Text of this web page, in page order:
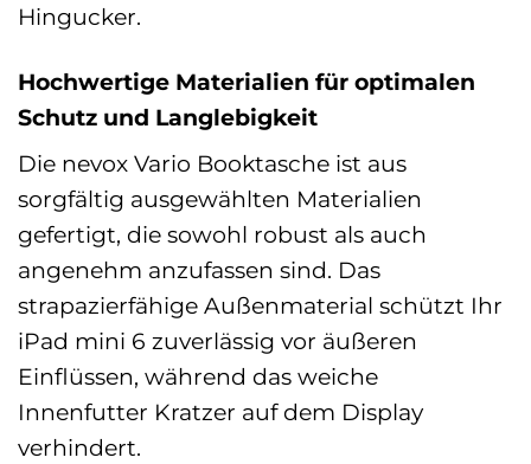
Hingucker.
Hochwertige Materialien für optimalen
Schutz und Langlebigkeit
Die nevox Vario Booktasche ist aus
sorgfältig ausgewählten Materialien
gefertigt, die sowohl robust als auch
angenehm anzufassen sind. Das
strapazierfähige Außenmaterial schützt Ihr
iPad mini 6 zuverlässig vor äußeren
Einflüssen, während das weiche
Innenfutter Kratzer auf dem Display
verhindert.